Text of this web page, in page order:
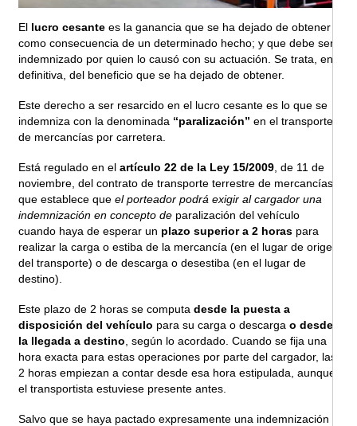
El lucro cesante es la ganancia que se ha dejado de obtener
como consecuencia de un determinado hecho; y que debe ser
indemnizado por quien lo causó con su actuación. Se trata, en
definitiva, del beneficio que se ha dejado de obtener.
Este derecho a ser resarcido en el lucro cesante es lo que se
indemniza con la denominada “paralización” en el transporte
de mercancías por carretera.
Está regulado en el artículo 22 de la Ley 15/2009 , de 11 de
noviembre, del contrato de transporte terrestre de mercancías,
que establece que el porteador podrá exigir al cargador una
indemnización en concepto de paralización del vehículo
cuando haya de esperar un plazo superior a 2 horas para
realizar la carga o estiba de la mercancía (en el lugar de origen
del transporte) o de descarga o desestiba (en el lugar de
destino).
Este plazo de 2 horas se computa desde la puesta a
disposición del vehículo para su carga o descarga o desde
la llegada a destino , según lo acordado. Cuando se fija una
hora exacta para estas operaciones por parte del cargador, las
2 horas empiezan a contar desde esa hora estipulada, aunque
el transportista estuviese presente antes.
Salvo que se haya pactado expresamente una indemnización